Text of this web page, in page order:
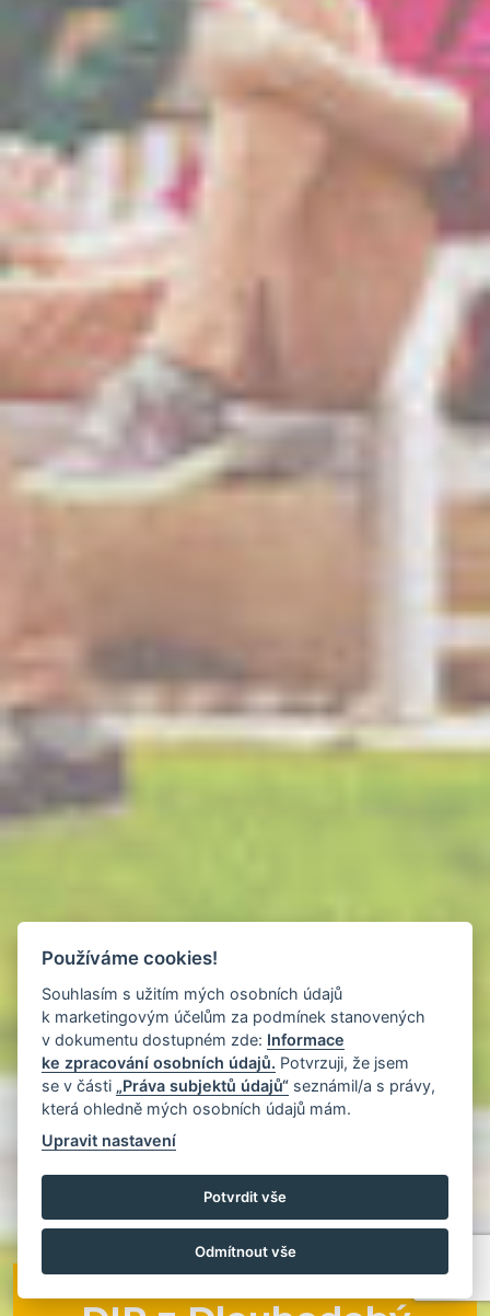
Používáme cookies!
Souhlasím s užitím mých osobních údajů
k marketingovým účelům za podmínek stanovených
v dokumentu dostupném zde: Informace
ke zpracování osobních údajů. Potvrzuji, že jsem
se v části „Práva subjektů údajů“ seznámil/a s právy,
která ohledně mých osobních údajů mám.
Upravit nastavení
Potvrdit vše
Odmítnout vše